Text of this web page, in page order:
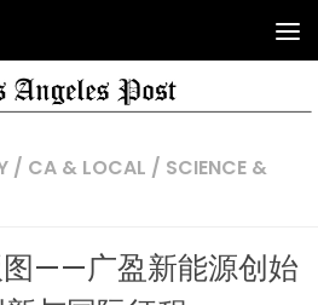
/ CA & LOCAL / SCIENCE &
图——广盈新能源创始